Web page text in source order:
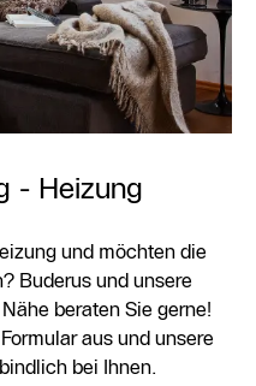
- Heizung
und möchten die
Buderus und unsere
beraten Sie gerne!
aus und unsere
bei Ihnen.